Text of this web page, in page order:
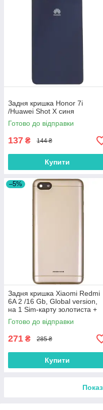
Задня кришка Honor 7i
/Huawei Shot X синя
Готово до відправки
137 ₴ 144 ₴
Купити
–5%
Задня кришка Xiaomi Redmi
6A 2 /16 Gb, Global version,
на 1 Sim-карту золотиста +
скло камери
Готово до відправки
271 ₴ 285 ₴
Купити